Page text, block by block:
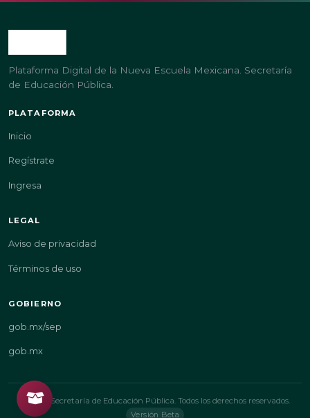
Plataforma Digital de la Nueva Escuela Mexicana. Secretaría
de Educación Pública.
PLATAFORMA
Inicio
Regístrate
Ingresa
LEGAL
Aviso de privacidad
Términos de uso
GOBIERNO
gob.mx/sep
gob.mx
© 2026 Secretaría de Educación Pública. Todos los derechos reservados.
Versión Beta